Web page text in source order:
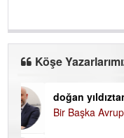
Köşe
doğan yıldıztan
Bir Başka Avrupa!